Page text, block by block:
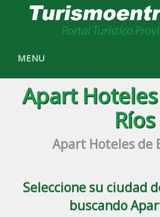
MENU
Apart
Ríos
Apart Hoteles de
Seleccione su ciudad
buscando